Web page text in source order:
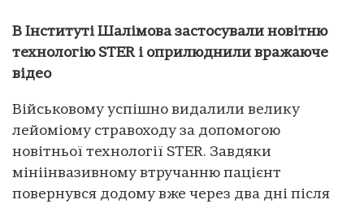
В Інституті Шалімова застосували новітню
технологію STER і оприлюднили вражаюче
відео
Військовому успішно видалили велику
лейоміому стравоходу за допомогою
новітньої технології STER. Завдяки
мініінвазивному втручанню пацієнт
повернувся додому вже через два дні після